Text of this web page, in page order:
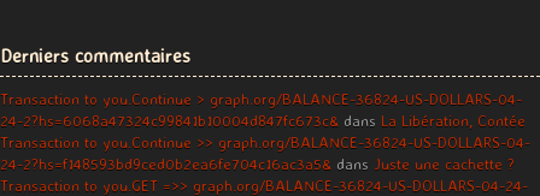
Derniers commentaires
Transaction to you.Continue > graph.org/BALANCE-36824-US-DOLLARS-04-
24-2?hs=6068a47324c99841b10004d847fc673c& dans La Libération, Contée
Transaction to you.Continue >> graph.org/BALANCE-36824-US-DOLLARS-04-
24-2?hs=f148593bd9ced0b2ea6fe704c16ac3a5& dans Juste une cachette ?
Transaction to you.GET =>> graph.org/BALANCE-36824-US-DOLLARS-04-24-